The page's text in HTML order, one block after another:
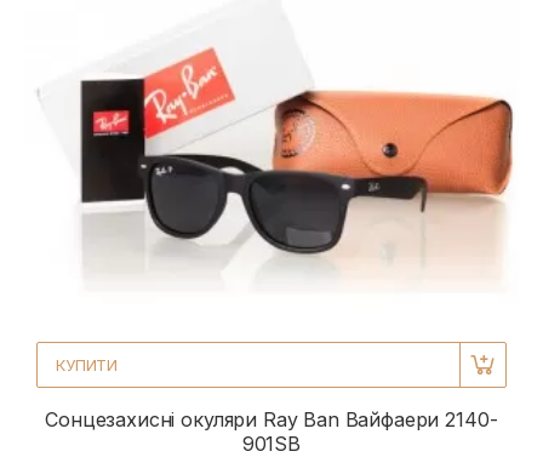
КУПИТИ
Сонцезахисні окуляри Ray Ban Вайфаери 2140-
901SB